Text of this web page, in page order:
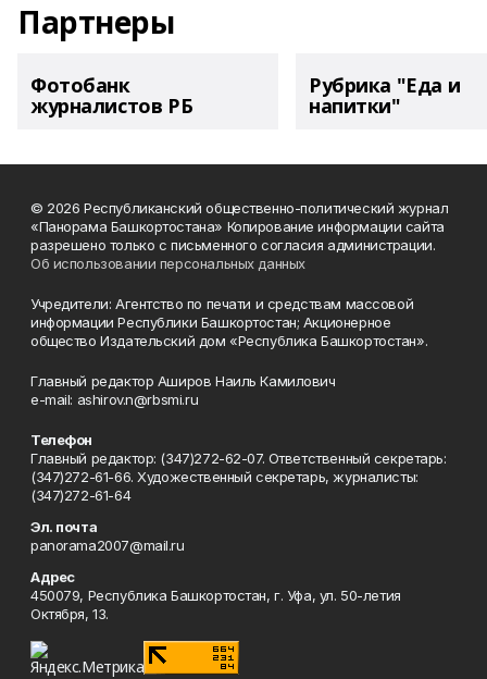
Партнеры
Фотобанк
журналистов РБ
Рубрика "Еда и
напитки"
© 2026 Республиканский общественно-политический журнал
«Панорама Башкортостана» Копирование информации сайта
разрешено только с письменного согласия администрации.
Об использовании персональных данных
Учредители: Агентство по печати и средствам массовой
информации Республики Башкортостан; Акционерное
общество Издательский дом «Республика Башкортостан».
Главный редактор Аширов Наиль Камилович
e-mail: ashirov.n@rbsmi.ru
Телефон
Главный редактор: (347)272-62-07. Ответственный секретарь:
(347)272-61-66. Художественный секретарь, журналисты:
(347)272-61-64
Эл. почта
panorama2007@mail.ru
Адрес
450079, Республика Башкортостан, г. Уфа, ул. 50-летия
Октября, 13.